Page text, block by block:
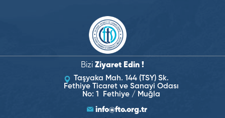
Bizi Ziyaret Edin !
Taşyaka Mah. 144 (TSY) Sk.
Fethiye Ticaret ve Sanayi Odası
No: 1 Fethiye / Muğla
info@fto.org.tr